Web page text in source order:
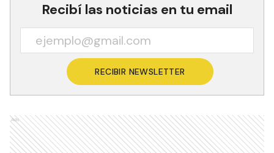
Recibí las noticias en tu email
RECIBIR NEWSLETTER
Ads